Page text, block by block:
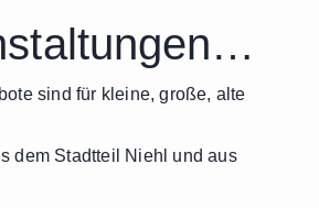
sind für kleine, große, alte
dem Stadtteil Niehl und aus